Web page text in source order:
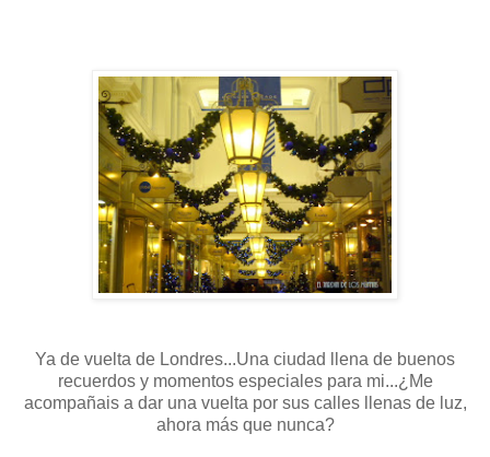
Ya de vuelta de Londres...Una ciudad llena de buenos
recuerdos y momentos especiales para mi...¿Me
acompañais a dar una vuelta por sus calles llenas de luz,
ahora más que nunca?